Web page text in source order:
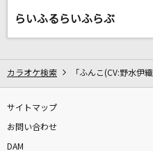
リアルタイムで歌
らいふるらいふらぶ
カラオケ検索 「ふんこ(CV:野水伊
サイトマップ
お問い合わせ
DAM